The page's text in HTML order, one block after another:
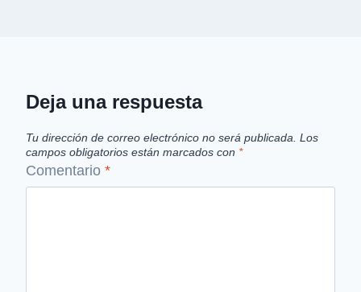
Deja una respuesta
Tu dirección de correo electrónico no será publicada. Los
campos obligatorios están marcados con *
Comentario *